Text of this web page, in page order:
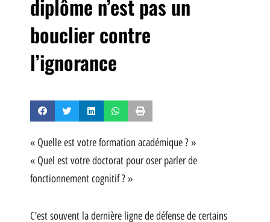
diplôme n’est pas un
bouclier contre
l’ignorance
« Quelle est votre formation académique ? »
« Quel est votre doctorat pour oser parler de
fonctionnement cognitif ? »
C’est souvent la dernière ligne de défense de certains